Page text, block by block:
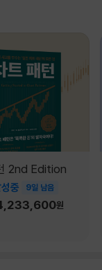
2nd Edition
중 9일 남음
원